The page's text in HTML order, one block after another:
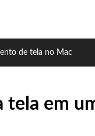
de tela no Mac
tela em